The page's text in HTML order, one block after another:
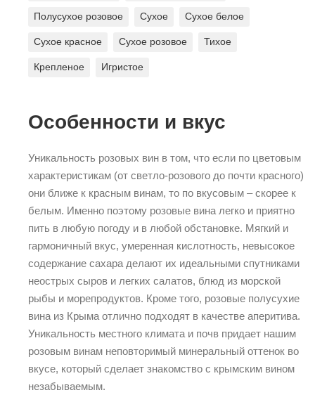
Полусухое розовое Сухое Сухое белое
Сухое красное Сухое розовое Тихое
Крепленое Игристое
Особенности и вкус
Уникальность розовых вин в том, что если по цветовым
характеристикам (от светло-розового до почти красного)
они ближе к красным винам, то по вкусовым – скорее к
белым. Именно поэтому розовые вина легко и приятно
пить в любую погоду и в любой обстановке. Мягкий и
гармоничный вкус, умеренная кислотность, невысокое
содержание сахара делают их идеальными спутниками
неострых сыров и легких салатов, блюд из морской
рыбы и морепродуктов. Кроме того, розовые полусухие
вина из Крыма отлично подходят в качестве аперитива.
Уникальность местного климата и почв придает нашим
розовым винам неповторимый минеральный оттенок во
вкусе, который сделает знакомство с крымским вином
незабываемым.